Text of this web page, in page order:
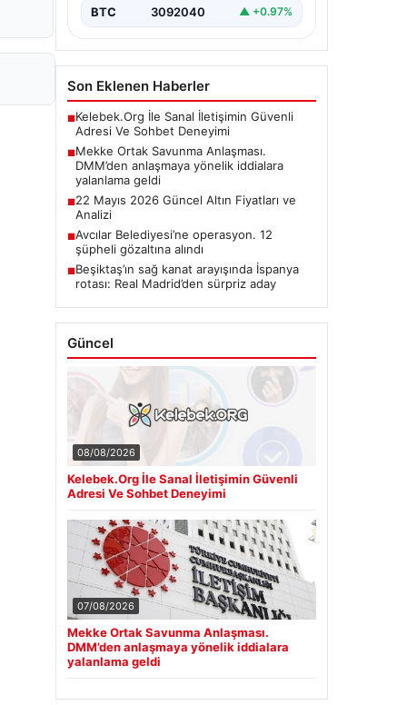
BTC 3092040 ▲ +0.97%
Son Eklenen Haberler
■Kelebek.Org İle Sanal İletişimin Güvenli
Adresi Ve Sohbet Deneyimi
■Mekke Ortak Savunma Anlaşması.
DMM’den anlaşmaya yönelik iddialara
yalanlama geldi
■22 Mayıs 2026 Güncel Altın Fiyatları ve
Analizi
■Avcılar Belediyesi’ne operasyon. 12
şüpheli gözaltına alındı
■Beşiktaş’ın sağ kanat arayışında İspanya
rotası: Real Madrid’den sürpriz aday
Güncel
08/08/2026
Kelebek.Org İle Sanal İletişimin Güvenli
Adresi Ve Sohbet Deneyimi
07/08/2026
Mekke Ortak Savunma Anlaşması.
DMM’den anlaşmaya yönelik iddialara
yalanlama geldi